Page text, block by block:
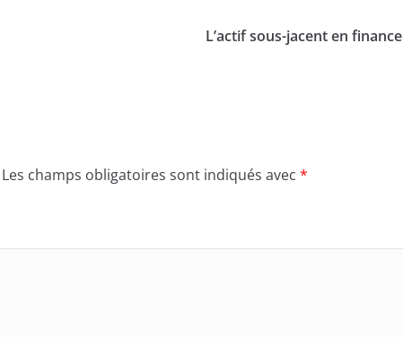
L’actif sous-jacent en finance
Les champs obligatoires sont indiqués avec *